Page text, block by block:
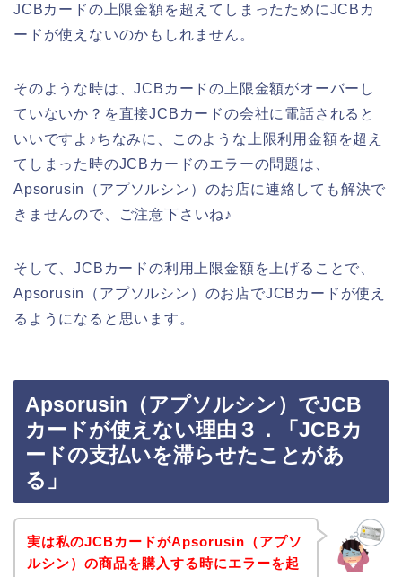
JCBカードの上限金額を超えてしまったためにJCBカ
ードが使えないのかもしれません。
そのような時は、JCBカードの上限金額がオーバーし
ていないか？を直接JCBカードの会社に電話されると
いいですよ♪ちなみに、このような上限利用金額を超え
てしまった時のJCBカードのエラーの問題は、
Apsorusin（アプソルシン）のお店に連絡しても解決で
きませんので、ご注意下さいね♪
そして、JCBカードの利用上限金額を上げることで、
Apsorusin（アプソルシン）のお店でJCBカードが使え
るようになると思います。
Apsorusin（アプソルシン）でJCB
カードが使えない理由３．「JCBカ
ードの支払いを滞らせたことがあ
る」
実は私のJCBカードがApsorusin（アプソ
ルシン）の商品を購入する時にエラーを起